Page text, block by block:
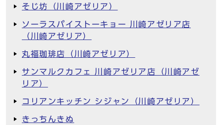
そじ坊（川崎アゼリア）
ソーラスパイストーキョー 川崎アゼリア店
（川崎アゼリア）
丸福珈琲店（川崎アゼリア）
サンマルクカフェ 川崎アゼリア店（川崎アゼ
リア）
コリアンキッチン シジャン（川崎アゼリア）
きっちんきぬ